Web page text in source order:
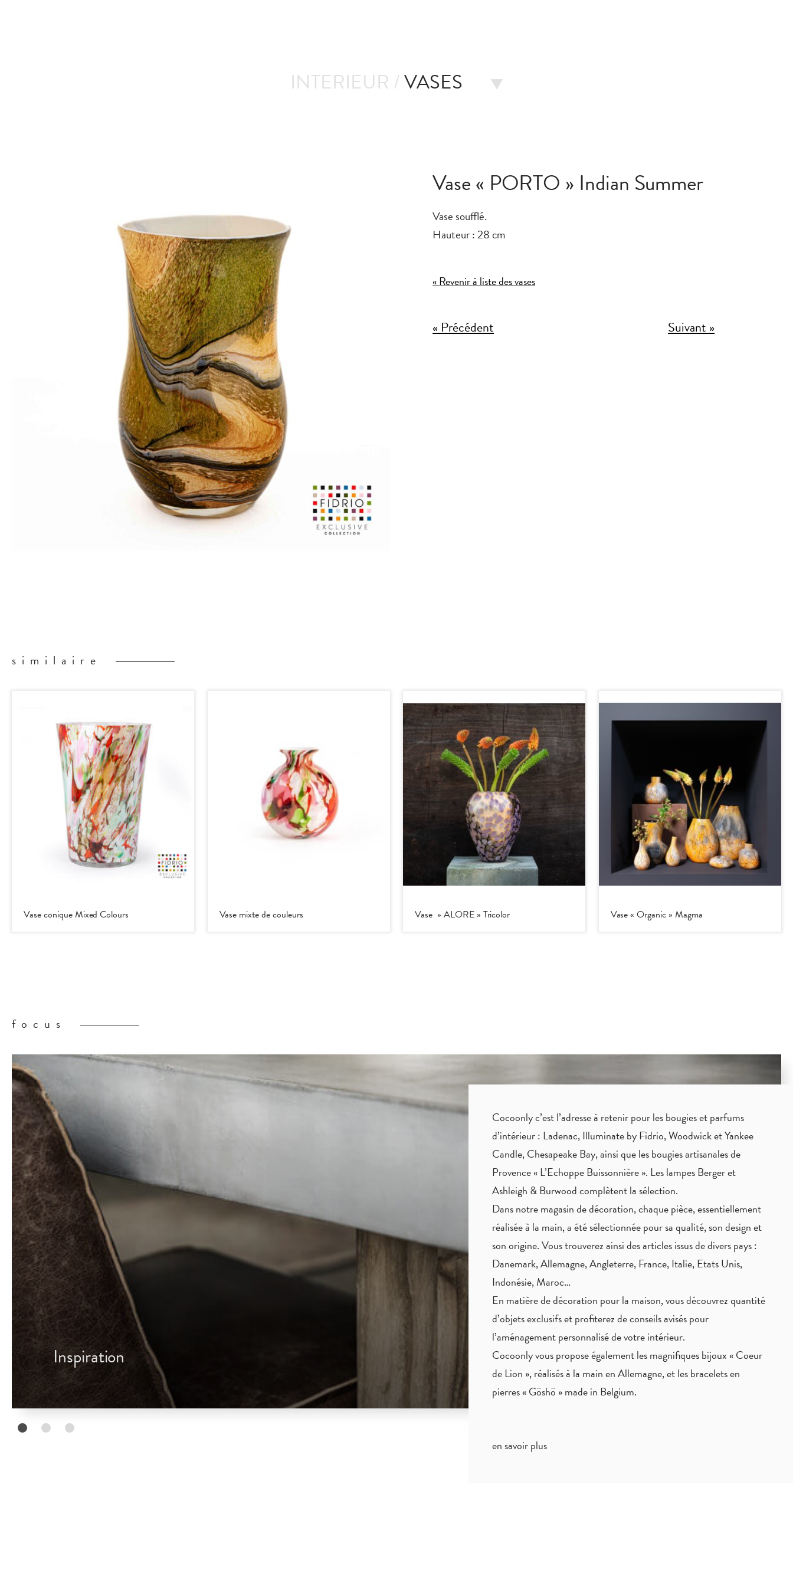
INTERIEUR /VASES
Vase « PORTO » Indian Summer
Vase soufflé.
Hauteur : 28 cm
« Revenir à liste des vases
« Précédent Suivant »
similaire
Vase conique Mixed Colours Vase mixte de couleurs Vase » ALORE » Tricolor Vase « Organic » Magma
focus
Inspiration
Cocoonly c’est l’adresse à retenir pour les bougies et parfums
d’intérieur : Ladenac, Illuminate by Fidrio, Woodwick et Yankee
Candle, Chesapeake Bay, ainsi que les bougies artisanales de
Provence « L’Echoppe Buissonnière ». Les lampes Berger et
Ashleigh & Burwood complètent la sélection.
Dans notre magasin de décoration, chaque pièce,essentiellement
réalisée à la main, a été sélectionnée pour sa qualité, son design et
son origine. Vous trouverez ainsi des articles issus de divers pays :
Danemark, Allemagne, Angleterre, France, Italie, Etats Unis,
Indonésie, Maroc…
En matière de décoration pour la maison, vous découvrez quantité
d’objets exclusifset profiterez deconseils aviséspour
l’aménagement personnalisé de votre intérieur.
Cocoonly vous propose également les magnifiques bijoux « Coeur
de Lion », réalisés à la main en Allemagne, et les bracelets en
pierres « Göshö » made in Belgium.
en savoir plus